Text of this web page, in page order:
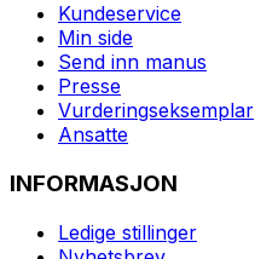
Kundeservice
Min side
Send inn manus
Presse
Vurderingseksemplar
Ansatte
INFORMASJON
Ledige stillinger